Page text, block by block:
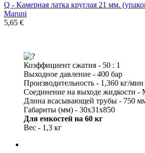
Q - Камерная латка круглая 21 мм.
Maruni
5,65 €
Коэффициент сжатия - 50 : 1
Выходное давление - 400 бар
Производительность - 1,360 кг/мин
Соединение на выходе жидкости -
Длина всасывающей трубы - 750
Габариты (мм) - 30x31x850
Для емкостей на 60 кг
Вес - 1,3 кг